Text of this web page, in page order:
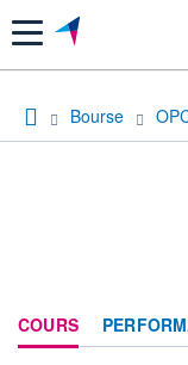
Menu
Bourse
COURS